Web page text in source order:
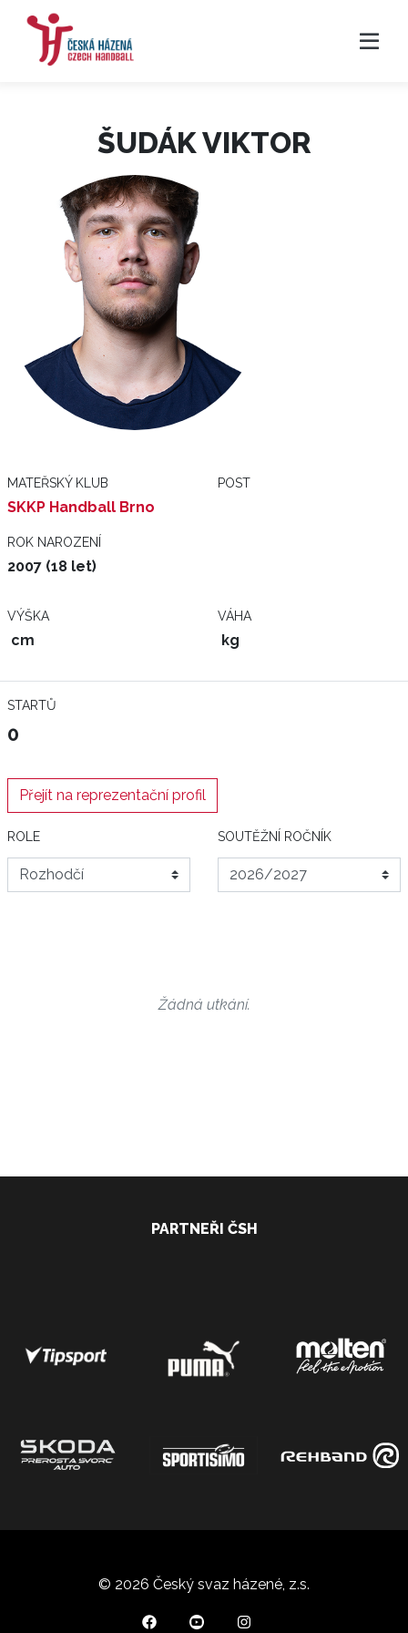
ŠUDÁK VIKTOR
MATEŘSKÝ KLUB
SKKP Handball Brno
POST
ROK NAROZENÍ
2007 (18 let)
VÝŠKA
cm
VÁHA
kg
STARTŮ
0
Přejít na reprezentační profil
ROLE SOUTĚŽNÍ ROČNÍK
Žádná utkání.
PARTNEŘI ČSH
© 2026 Český svaz házené, z.s.